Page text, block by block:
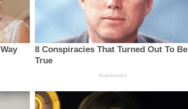
8 Conspiracies That Turned Out To Be
True
Brainberries